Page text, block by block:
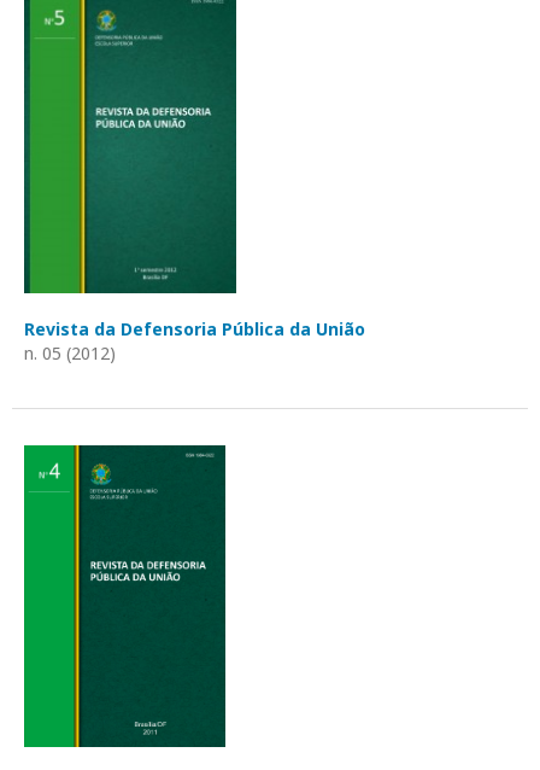
Revista da Defensoria Pública da União
n. 05 (2012)